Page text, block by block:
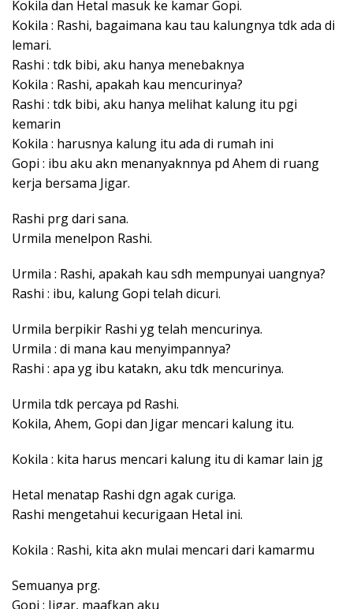
Kokila dan Hetal masuk ke kamar Gopi.
Kokila : Rashi, bagaimana kau tau kalungnya tdk ada di
lemari.
Rashi : tdk bibi, aku hanya menebaknya
Kokila : Rashi, apakah kau mencurinya?
Rashi : tdk bibi, aku hanya melihat kalung itu pgi
kemarin
Kokila : harusnya kalung itu ada di rumah ini
Gopi : ibu aku akn menanyaknnya pd Ahem di ruang
kerja bersama Jigar.
Rashi prg dari sana.
Urmila menelpon Rashi.
Urmila : Rashi, apakah kau sdh mempunyai uangnya?
Rashi : ibu, kalung Gopi telah dicuri.
Urmila berpikir Rashi yg telah mencurinya.
Urmila : di mana kau menyimpannya?
Rashi : apa yg ibu katakn, aku tdk mencurinya.
Urmila tdk percaya pd Rashi.
Kokila, Ahem, Gopi dan Jigar mencari kalung itu.
Kokila : kita harus mencari kalung itu di kamar lain jg
Hetal menatap Rashi dgn agak curiga.
Rashi mengetahui kecurigaan Hetal ini.
Kokila : Rashi, kita akn mulai mencari dari kamarmu
Semuanya prg.
Gopi : Jigar, maafkan aku